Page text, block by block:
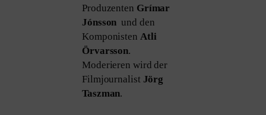
Produzenten Grímar
Jónsson und den
Komponisten Atli
Örvarsson.
Moderieren wird der
Filmjournalist Jörg
Taszman.